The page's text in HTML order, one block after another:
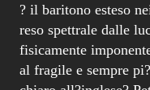
? il baritono esteso
reso spettrale dalle
fisicamente
al fragile e sempre